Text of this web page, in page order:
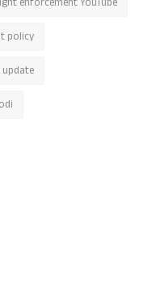
policy
update